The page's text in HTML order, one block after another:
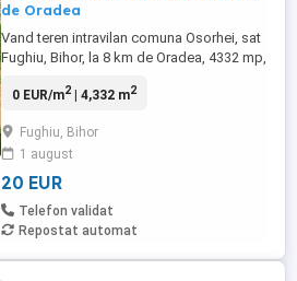
de Oradea
Vand teren intravilan comuna Osorhei, sat
Fughiu, Bihor, la 8 km de Oradea, 4332 mp,
are cale de acces (drum) pe lungimea de
curent, apa, canalizare.
0 EUR/m2| 4,332 m2
Fughiu, Bihor
1 august
20 EUR
Telefon validat
Repostat automat